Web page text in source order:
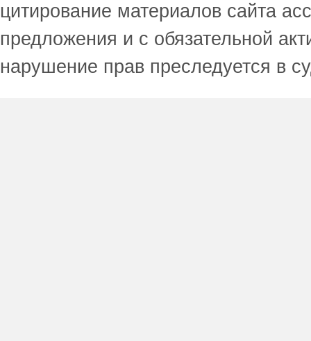
цитирование материалов сайта
предложения и с обязательной
нарушение прав преследуется в